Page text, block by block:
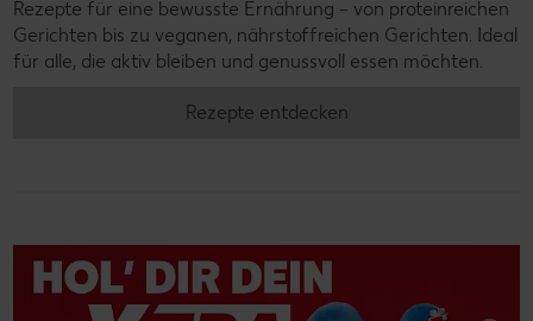
Rezepte für eine bewusste Ernährung – von proteinreichen
Gerichten bis zu veganen, nährstoffreichen Gerichten. Ideal
für alle, die aktiv bleiben und genussvoll essen möchten.
Rezepte entdecken